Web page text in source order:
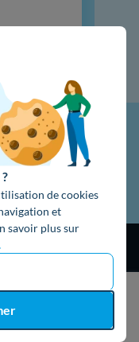
de cookies
et
savoir plus sur
/5